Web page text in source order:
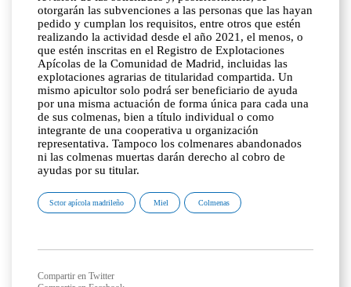
otorgarán las subvenciones a las personas que las hayan
pedido y cumplan los requisitos, entre otros que estén
realizando la actividad desde el año 2021, el menos, o
que estén inscritas en el Registro de Explotaciones
Apícolas de la Comunidad de Madrid, incluidas las
explotaciones agrarias de titularidad compartida. Un
mismo apicultor solo podrá ser beneficiario de ayuda
por una misma actuación de forma única para cada una
de sus colmenas, bien a título individual o como
integrante de una cooperativa u organización
representativa. Tampoco los colmenares abandonados
ni las colmenas muertas darán derecho al cobro de
ayudas por su titular.
Sctor apícola madrileño Miel Colmenas
Compartir en Twitter